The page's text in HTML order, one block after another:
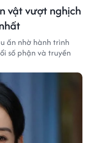
vật vượt nghịch
ấn nhờ hành trình
số phận và truyền